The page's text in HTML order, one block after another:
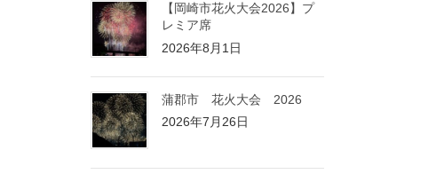
【岡崎市花火大会2026】プ
レミア席
2026年8月1日
蒲郡市 花火大会 2026
2026年7月26日